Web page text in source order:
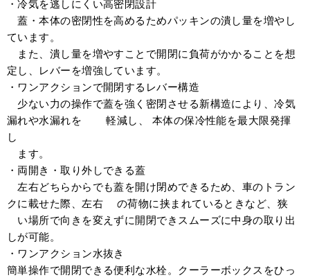
・冷気を逃しにくい高密閉設計
蓋・本体の密閉性を高めるためパッキンの潰し量を増やし
ています。
また、潰し量を増やすことで開閉に負荷がかかることを想
定し、レバーを増強しています。
・ワンアクションで開閉するレバー構造
少ない力の操作で蓋を強く密閉させる新構造により、冷気
漏れや水漏れを 軽減し、 本体の保冷性能を最大限発揮
し
ます。
・両開き・取り外しできる蓋
左右どちらからでも蓋を開け閉めできるため、車のトラン
クに載せた際、左右 の荷物に挟まれているときなど、狭
い場所で向きを変えずに開閉できスムーズに中身の取り出
しが可能。
・ワンアクション水抜き
簡単操作で開閉できる便利な水栓。クーラーボックスをひっ